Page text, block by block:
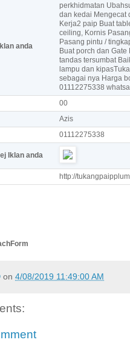
anda
perkhidmatan
dan kedai Mengecat
Kerja2 paip Buat
ceiling, Kornis
Pasang pintu /
Buat porch dan
tandas tersumbat
lampu dan
sebagai nya Harga
01112275338
00
Azis
01112275338
Iklan anda
http://
on 4/08/2019 11:49:00 AM